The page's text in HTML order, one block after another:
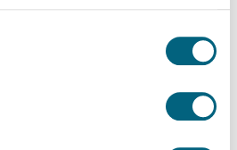
vloerkluizen van uitstekende
kunt u uw spullen veilig
voorkomt u dat uw eigendommen
bij brand en diefstal. Wanneer u